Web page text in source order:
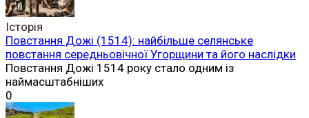
Історія
Повстання Дожі (1514): найбільше селянське
повстання середньовічної Угорщини та його наслідки
Повстання Дожі 1514 року стало одним із
наймасштабніших
0